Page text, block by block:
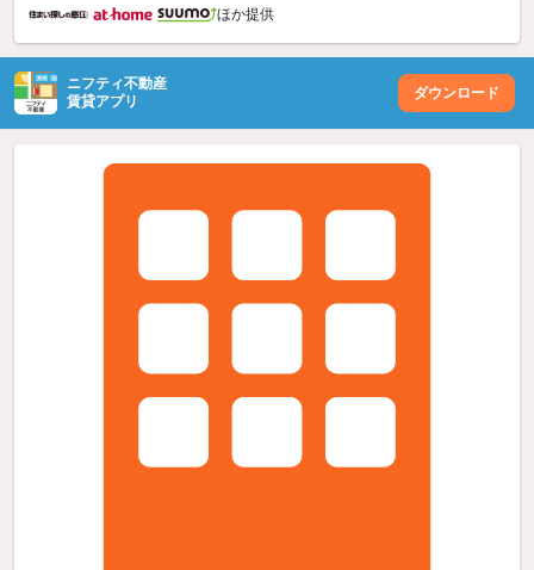
ほか提供
ニフティ不動産
賃貸アプリ
ダウンロード